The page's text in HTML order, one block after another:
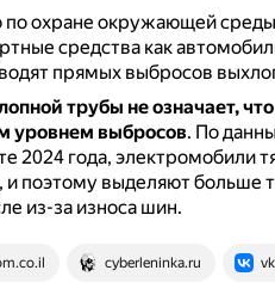
по охране окружающей
средства как
прямых выбросов
трубы не означает,
уровнем выбросов. По
2024 года, электромобили
и поэтому выделяют больше
из-за износа шин.
cyberleninka.ru